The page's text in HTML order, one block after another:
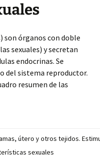
son órganos con doble
sexuales) y secretan
endocrinas. Se
del sistema reproductor.
resumen de las
útero y otros tejidos.
sexuales